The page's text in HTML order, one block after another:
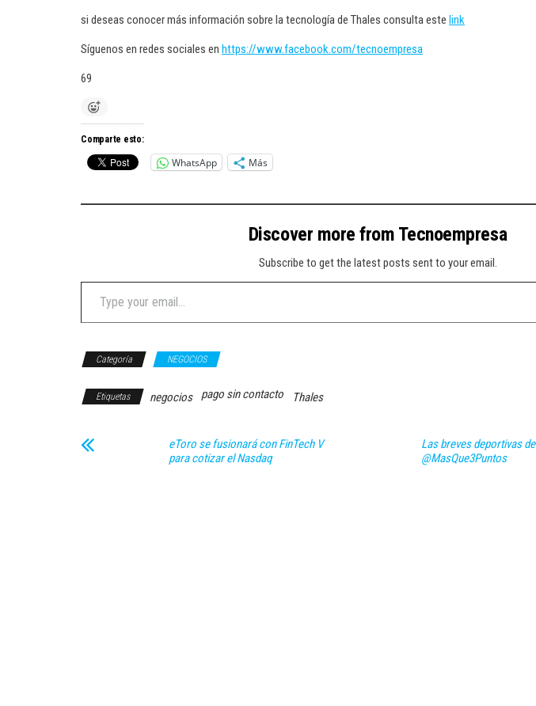
si deseas conocer más información sobre la tecnología de Thales consulta este link
Síguenos en redes sociales en https://www.facebook.com/tecnoempresa
69
Comparte esto:
WhatsApp Más
Discover more from Tecnoempresa
Subscribe to get the latest posts sent to your email.
Type your email…
Categoría NEGOCIOS
Etiquetas negocios pago sin contacto Thales
eToro se fusionará con FinTech V
para cotizar el Nasdaq
Las breves deportivas de
@MasQue3Puntos